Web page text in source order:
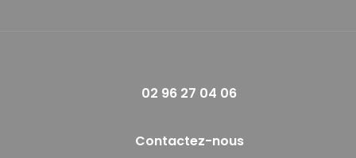
02 96 27 04 06
Contactez-nous